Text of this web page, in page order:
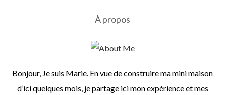
À propos
Bonjour, Je suis Marie. En vue de construire ma mini maison
d’ici quelques mois, je partage ici mon expérience et mes